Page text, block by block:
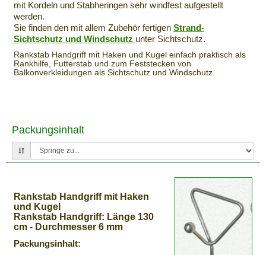
mit Kordeln und Stabheringen sehr windfest aufgestellt
werden.
Sie finden den mit allem Zubehör fertigen Strand-
Sichtschutz und Windschutz unter Sichtschutz.
Rankstab Handgriff mit Haken und Kugel einfach praktisch als
Rankhilfe, Futterstab und zum Feststecken von
Balkonverkleidungen als Sichtschutz und Windschutz.
Packungsinhalt
Rankstab Handgriff mit Haken
und Kugel
Rankstab Handgriff: Länge 130
cm - Durchmesser 6 mm
Packungsinhalt: